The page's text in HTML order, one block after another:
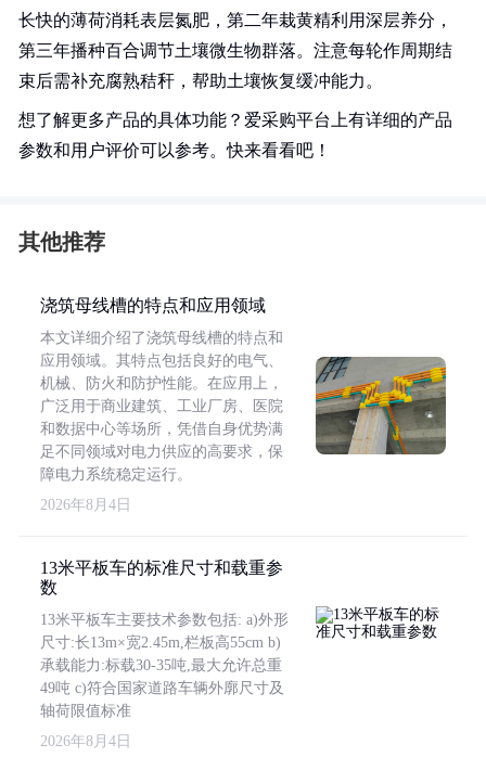
长快的薄荷消耗表层氮肥，第二年栽黄精利用深层养分，
第三年播种百合调节土壤微生物群落。注意每轮作周期结
束后需补充腐熟秸秆，帮助土壤恢复缓冲能力。
想了解更多产品的具体功能？爱采购平台上有详细的产品
参数和用户评价可以参考。快来看看吧！
其他推荐
浇筑母线槽的特点和应用领域
本文详细介绍了浇筑母线槽的特点和
应用领域。其特点包括良好的电气、
机械、防火和防护性能。在应用上，
广泛用于商业建筑、工业厂房、医院
和数据中心等场所，凭借自身优势满
足不同领域对电力供应的高要求，保
障电力系统稳定运行。
2026年8月4日
13米平板车的标准尺寸和载重参
数
13米平板车主要技术参数包括: a)外形
尺寸:长13m×宽2.45m,栏板高55cm b)
承载能力:标载30-35吨,最大允许总重
49吨 c)符合国家道路车辆外廓尺寸及
轴荷限值标准
2026年8月4日